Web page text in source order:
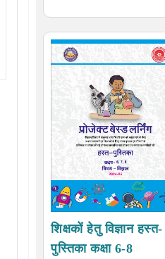
शिक्षकों हेतु विज्ञान हस्त-
पुस्तिका कक्षा 6-8